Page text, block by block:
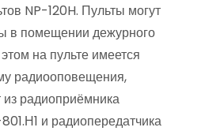
NP-120H. Пульты могут
в помещении дежурного
на пульте имеется
радиооповещения,
из радиоприёмника
и радиопередатчика